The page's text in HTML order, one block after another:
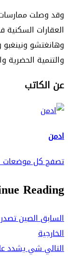
وهانغتشو
والتنمية الحضرية
عن الكاتب
ادمن
تصفح كل موضعات
Reading
السابقالصين تصدر
الخارجية
التاليشي يشدد